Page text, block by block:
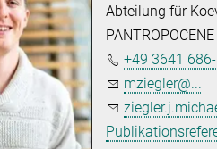
Abteilung für
+49 3641
mziegler@...